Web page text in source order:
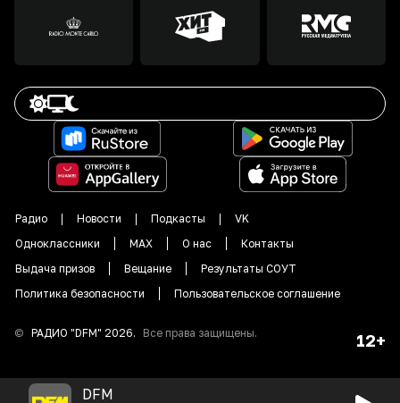
Радио Новости Подкасты
VK
Одноклассники
MAX О нас
Контакты
Выдача призов
Вещание
Результаты СОУТ
Политика безопасности
Пользовательское соглашение
© РАДИО "DFM" 2026. Все права защищены. 12+
DFM